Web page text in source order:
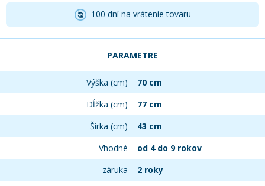
100 dní na vrátenie tovaru
PARAMETRE
Výška (cm)
70 cm
Dĺžka (cm)
77 cm
Šírka (cm)
43 cm
Vhodné
od 4 do 9 rokov
záruka
2 roky